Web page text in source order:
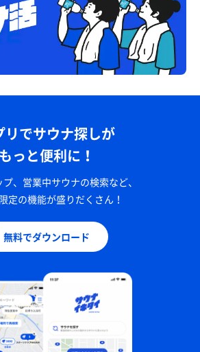
リでサウナ探しが
もっと便利に！
、営業中サウナの検索など、
定の機能が盛りだくさん！
無料でダウンロード